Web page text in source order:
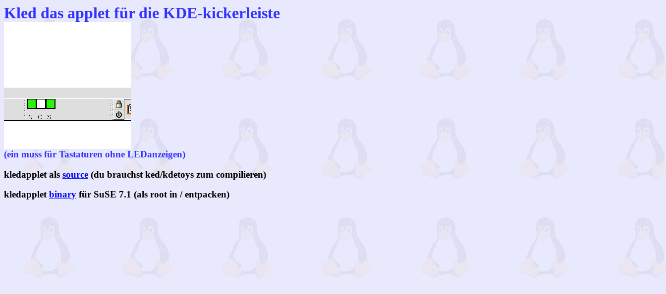
Kled das applet für die KDE-kickerleiste
(ein muss für Tastaturen ohne LEDanzeigen)
kledapplet als source (du brauchst ked/kdetoys zum compilieren)
kledappletbinary für SuSE 7.1 (als root in / entpacken)